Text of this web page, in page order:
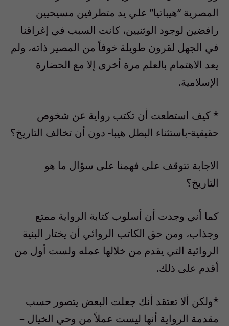
المصرية “هيباتيا” علي يد متطرفين مسيحيين
رافضين لوجود الوثنيين، كانت السبب في إغراقنا
في الجهل لقرون طويلة خوفاً من المصير ذاته، ولم
يعد الاهتمام بالعلم مرة أخرى إلا مع الحضارة
الإسلامية.
* كيف استطعت أن تكتب رواية عن شخوص
حقيقية-باستثناء البطل هيبا- دون أن تخالف التاريخ؟
الاجابة تتوقف على فهمنا على سؤال ما هو
التاريخ؟
كما أني وجدت أن أسلوب كتابة الرواية ممتع
وجذاب، ومن حق الكاتب الروائي أن يختار البنية
الروائية التي يقدم من خلالها عمله ولست أول من
أقدم على ذلك.
*ولكن ألا تعتقد أنك جعلت البعض يتصور حسب
مقدمة الرواية أنها ليست عملاً من وحي الخيال –